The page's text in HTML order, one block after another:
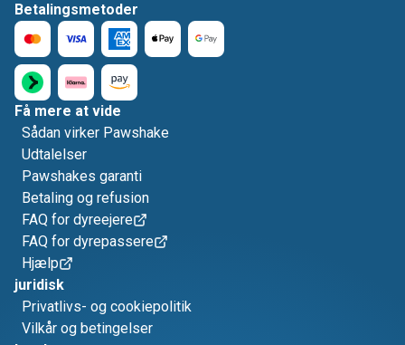
Betalingsmetoder
Få mere at vide
Sådan virker Pawshake
Udtalelser
Pawshakes garanti
Betaling og refusion
FAQ for dyreejere
FAQ for dyrepassere
Hjælp
juridisk
Privatlivs- og cookiepolitik
Vilkår og betingelser